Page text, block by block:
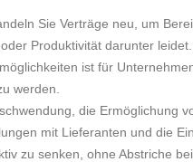
Sie Verträge neu, um
Produktivität darunter leidet.
ist für
werden.
die Ermöglichung
mit Lieferanten und die
zu senken, ohne Abstriche